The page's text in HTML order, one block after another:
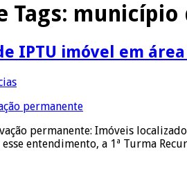
Tags: município
IPTU imóvel em
permanente: Imóveis
entendimento, a 1ª Turma